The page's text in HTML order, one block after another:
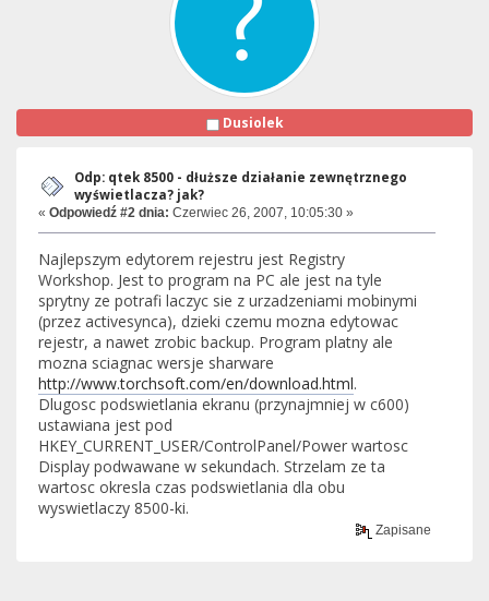
Dusiolek
Odp: qtek 8500 - dłuższe działanie zewnętrznego
wyświetlacza? jak?
« Odpowiedź #2 dnia: Czerwiec 26, 2007, 10:05:30 »
Najlepszym edytorem rejestru jest Registry
Workshop. Jest to program na PC ale jest na tyle
sprytny ze potrafi laczyc sie z urzadzeniami mobinymi
(przez activesynca), dzieki czemu mozna edytowac
rejestr, a nawet zrobic backup. Program platny ale
mozna sciagnac wersje sharware
http://www.torchsoft.com/en/download.html.
Dlugosc podswietlania ekranu (przynajmniej w c600)
ustawiana jest pod
HKEY_CURRENT_USER/ControlPanel/Power wartosc
Display podwawane w sekundach. Strzelam ze ta
wartosc okresla czas podswietlania dla obu
wyswietlaczy 8500-ki.
Zapisane